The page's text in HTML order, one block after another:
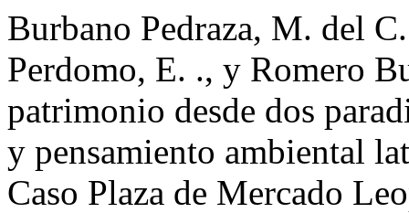
Burbano Pedraza, M. del
Perdomo, E. ., y Romero
patrimonio desde dos
y pensamiento ambiental
Caso Plaza de Mercado